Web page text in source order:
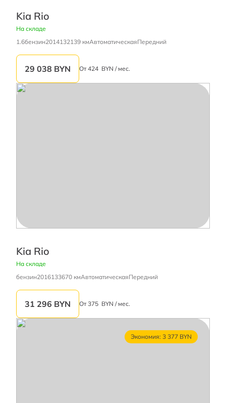
Kia Rio
На складе
1.6бензин2014132139 кмАвтоматическаяПередний
29 038 BYN От424 BYN / мес.
Kia Rio
На складе
бензин2016133670 кмАвтоматическаяПередний
31 296 BYN От375 BYN / мес.
Экономия: 3 377 BYN